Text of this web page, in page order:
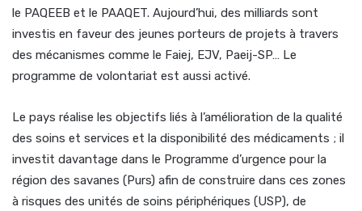
le PAQEEB et le PAAQET. Aujourd’hui, des milliards sont
investis en faveur des jeunes porteurs de projets à travers
des mécanismes comme le Faiej, EJV, Paeij-SP… Le
programme de volontariat est aussi activé.
Le pays réalise les objectifs liés à l’amélioration de la qualité
des soins et services et la disponibilité des médicaments ; il
investit davantage dans le Programme d’urgence pour la
région des savanes (Purs) afin de construire dans ces zones
à risques des unités de soins périphériques (USP), de